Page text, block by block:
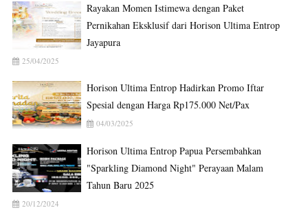
Rayakan Momen Istimewa dengan Paket
Pernikahan Eksklusif dari Horison Ultima Entrop
Jayapura
25/04/2025
Horison Ultima Entrop Hadirkan Promo Iftar
Spesial dengan Harga Rp175.000 Net/Pax
04/03/2025
Horison Ultima Entrop Papua Persembahkan
"Sparkling Diamond Night" Perayaan Malam
Tahun Baru 2025
20/12/2024